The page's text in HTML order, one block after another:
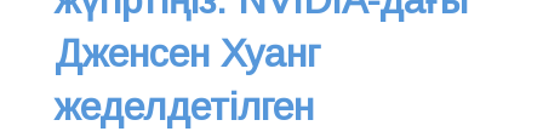
Дженсен Хуанг
жеделдетілген